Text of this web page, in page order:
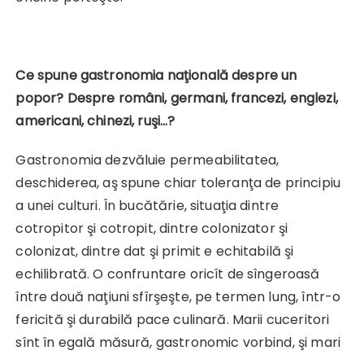
Ce spune gastronomia naţională despre un
popor? Despre români, germani, francezi, englezi,
americani, chinezi, ruşi…?
Gastronomia dezvăluie permeabilitatea,
deschiderea, aş spune chiar toleranţa de principiu
a unei culturi. În bucătărie, situaţia dintre
cotropitor şi cotropit, dintre colonizator şi
colonizat, dintre dat şi primit e echitabilă şi
echilibrată. O confruntare oricît de sîngeroasă
între două naţiuni sfîrşeşte, pe termen lung, într-o
fericită şi durabilă pace culinară. Marii cuceritori
sînt în egală măsură, gastronomic vorbind, şi mari